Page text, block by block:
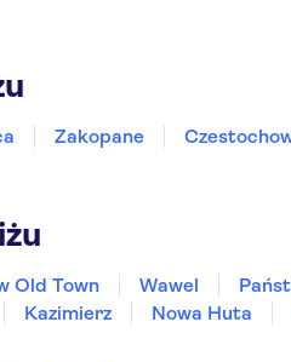
Center
Guest Rooms
Zakopane
Old Town Wawel
Kazimierz Nowa Huta